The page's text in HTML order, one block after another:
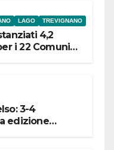
LAGO TREVIGNANO
4,2
i 22 Comuni
3-4
edizione